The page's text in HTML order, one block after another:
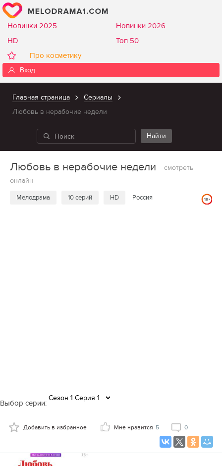
Новинки 2025
Новинки 2026
HD
Топ 50
Про косметику
Вход
Главная страница
Сериалы
Любовь в нерабочие недели
Любовь в нерабочие недели
смотреть
онлайн
Мелодрама 10 серий HD Россия
Выбор серии:
Добавить в избранное Мне нравится 5 0